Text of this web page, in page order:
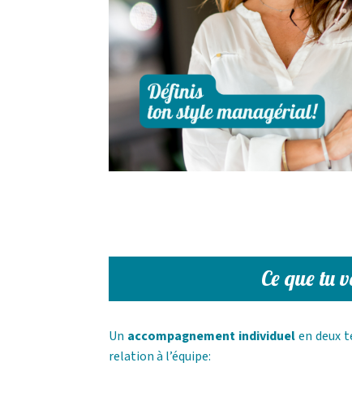
Ce que tu
Un accompagnement individuelen deux
relation à l’équipe: